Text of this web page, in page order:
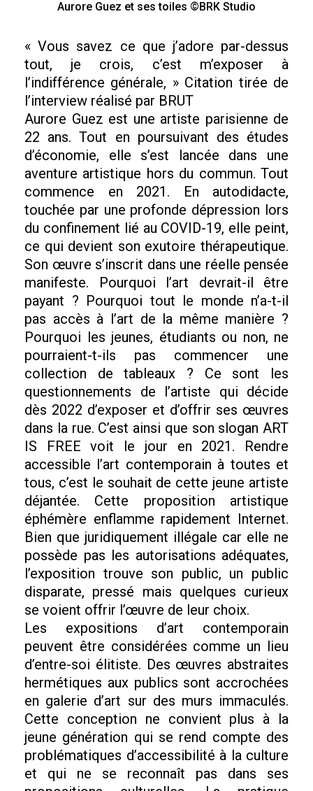
Aurore Guez et ses toiles ©BRK Studio
« Vous savez ce que j’adore par-dessus
tout, je crois, c’est m’exposer à
l’indifférence générale, » Citation tirée de
l’interview réalisé par BRUT
Aurore Guez est une artiste parisienne de
22 ans. Tout en poursuivant des études
d’économie, elle s’est lancée dans une
aventure artistique hors du commun. Tout
commence en 2021. En autodidacte,
touchée par une profonde dépression lors
du confinement lié au COVID-19, elle peint,
ce qui devient son exutoire thérapeutique.
Son œuvre s’inscrit dans une réelle pensée
manifeste. Pourquoi l’art devrait-il être
payant ? Pourquoi tout le monde n’a-t-il
pas accès à l’art de la même manière ?
Pourquoi les jeunes, étudiants ou non, ne
pourraient-t-ils pas commencer une
collection de tableaux ? Ce sont les
questionnements de l’artiste qui décide
dès 2022 d’exposer et d’offrir ses œuvres
dans la rue. C’est ainsi que son slogan ART
IS FREE voit le jour en 2021. Rendre
accessible l’art contemporain à toutes et
tous, c’est le souhait de cette jeune artiste
déjantée. Cette proposition artistique
éphémère enflamme rapidement Internet.
Bien que juridiquement illégale car elle ne
possède pas les autorisations adéquates,
l’exposition trouve son public, un public
disparate, pressé mais quelques curieux
se voient offrir l’œuvre de leur choix.
Les expositions d’art contemporain
peuvent être considérées comme un lieu
d’entre-soi élitiste. Des œuvres abstraites
hermétiques aux publics sont accrochées
en galerie d’art sur des murs immaculés.
Cette conception ne convient plus à la
jeune génération qui se rend compte des
problématiques d’accessibilité à la culture
et qui ne se reconnaît pas dans ses